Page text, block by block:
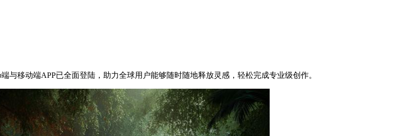
与移动端APP已全面登陆，助力全球用户能够随时随地释放灵感，轻松完成专业级创作。